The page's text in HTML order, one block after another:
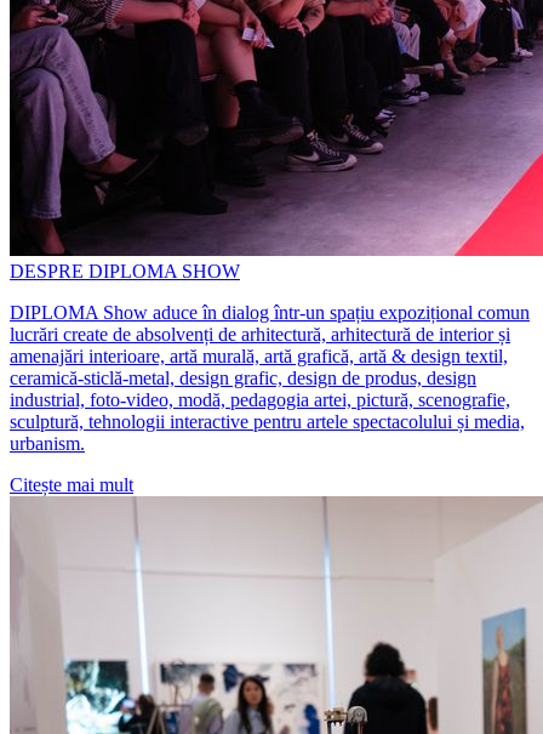
DESPRE DIPLOMA SHOW
DIPLOMA Show aduce în dialog într-un spațiu expozițional comun
lucrări create de absolvenți de arhitectură, arhitectură de interior și
amenajări interioare, artă murală, artă grafică, artă & design textil,
ceramică-sticlă-metal, design grafic, design de produs, design
industrial, foto-video, modă, pedagogia artei, pictură, scenografie,
sculptură, tehnologii interactive pentru artele spectacolului și media,
urbanism.
Citește mai mult